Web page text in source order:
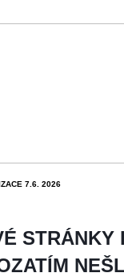
7.6. 2026
STRÁNKY